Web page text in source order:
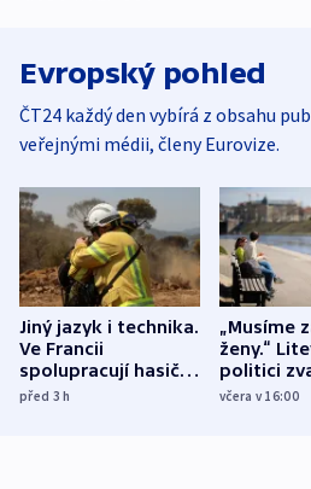
Evropský pohled
ČT24 každý den vybírá z obsahu
veřejnými médii, členy Eurovize.
Jiný jazyk i technika.
Ve Francii
spolupracují hasiči z
různých zemí
před 3h
„Musíme
ženy.“
politici
dohodu o
včera v 16:00